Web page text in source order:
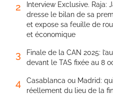
2
Interview Exclusive. Raja:
dresse le bilan de sa
et expose sa feuille de
et économique
3
Finale de la CAN 2025:
devant le TAS fixée au 8
4
Casablanca ou Madrid:
réellement du lieu de la